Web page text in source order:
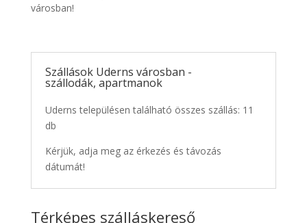
városban!
Szállások Uderns városban -
szállodák, apartmanok
Uderns településen található összes szállás: 11
db
Kérjük, adja meg az érkezés és távozás
dátumát!
Térképes szálláskereső